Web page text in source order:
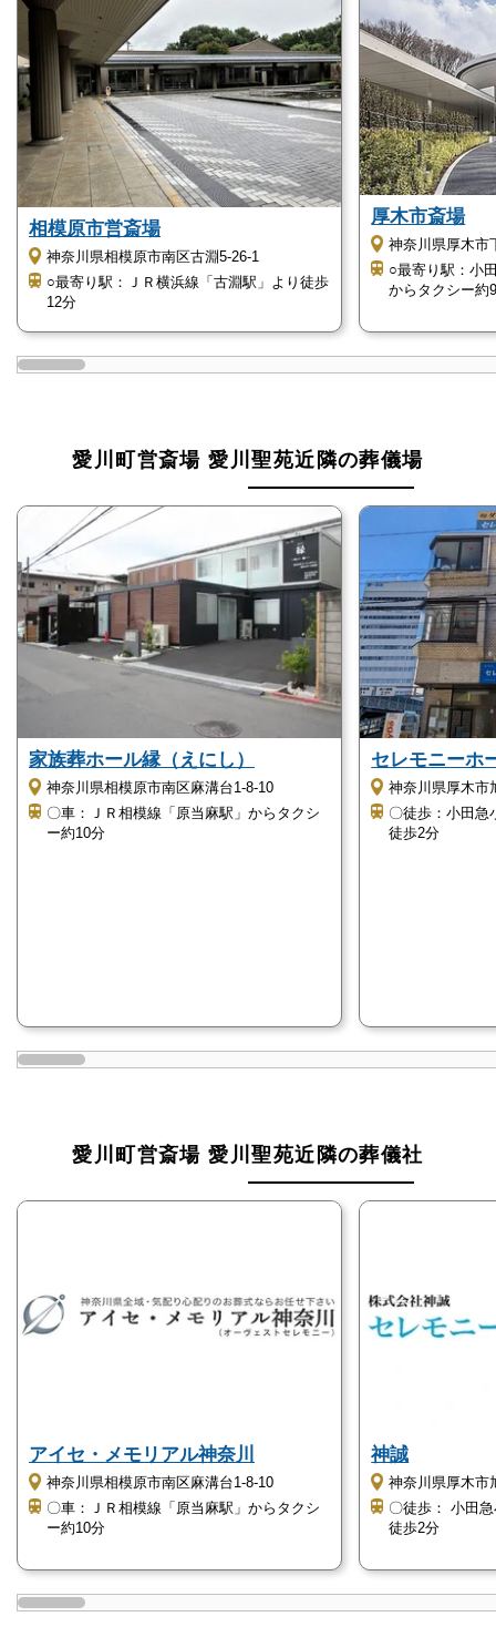
他の斎場と比較してどう違うのか、検討する際にお役
立てください。
公営斎場です
愛川町営斎場愛川聖苑が設立されたのは1997年で
す。
愛川町民の利便性が考慮された総合斎場のため、愛川
町民の利用料は割安に設定されています。
葬儀費用を安価にでき、火葬炉3基と葬儀式場が設備
愛川町営斎場愛川聖苑は公営斎場なので、特定の宗教
団体と親しい関係を築いていません。
仏教の各宗派はもちろん、神道やキリスト教など、宗
教や宗派を問わずにどなたでも利用可能です。
特に信仰の無い方でも、問題なく利用できます。
バリアフリーに対応しています
愛川町営斎場愛川聖苑の建物内には段差が無く、バリ
アフリーに対応しています。
車椅子の方や足元に不安のある方でも、問題なく利用
できます。
また、授乳室も用意されているため、小さなお子様連
れの方でも安心です。
このように施設が充実している愛川町営斎場愛川聖苑
は、あらゆる層の利用者への配慮が行き届いた斎場と
め
す。
大規模な一般葬も可能ですが、ご遺族や友人のみのご
く親しい方のみで執り行う家族葬にも対応していま
す。
数名のご遺族なら、控え室での仮眠も可能です。
相模原市営斎場
神奈川県相模原市南区古淵5-26-1
○最寄り駅：ＪＲ横浜線「古淵駅」より徒歩
12分
厚木市斎場
神奈川県厚木市
○最寄り駅：小
からタクシー約
愛川町営斎場 愛川聖苑近隣の葬儀場
家族葬ホール縁（えにし）
神奈川県相模原市南区麻溝台1-8-10
〇車：ＪＲ相模線「原当麻駅」からタクシ
ー約10分
セレモニーホ
神奈川県厚木市
〇徒歩：小田急
徒歩2分
愛川町営斎場 愛川聖苑近隣の葬儀社
アイセ・メモリアル神奈川
神奈川県相模原市南区麻溝台1-8-10
〇車：ＪＲ相模線「原当麻駅」からタクシ
ー約10分
神誠
神奈川県厚木市
〇徒歩： 小田
徒歩2分